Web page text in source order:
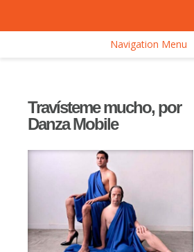
Navigation Menu
Travísteme mucho, por
Danza Mobile